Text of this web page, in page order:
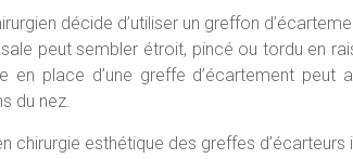
décide d’utiliser un greffon
peut sembler étroit, pincé ou tordu en
en place d’une greffe d’écartement
du nez.
chirurgie esthétique des greffes